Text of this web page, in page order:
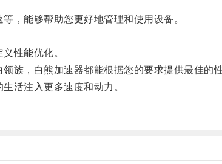
能够帮助您更好地管理和使用设备。
性能优化。
，白熊加速器都能根据您的要求提供最佳的性
活注入更多速度和动力。